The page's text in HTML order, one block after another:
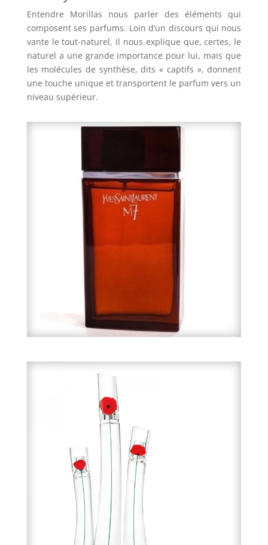
Entendre Morillas nous parler des éléments qui
composent ses parfums. Loin d’un discours qui nous
vante le tout-naturel, il nous explique que, certes, le
naturel a une grande importance pour lui, mais que
les molécules de synthèse, dits « captifs », donnent
une touche unique et transportent le parfum vers un
niveau supérieur.